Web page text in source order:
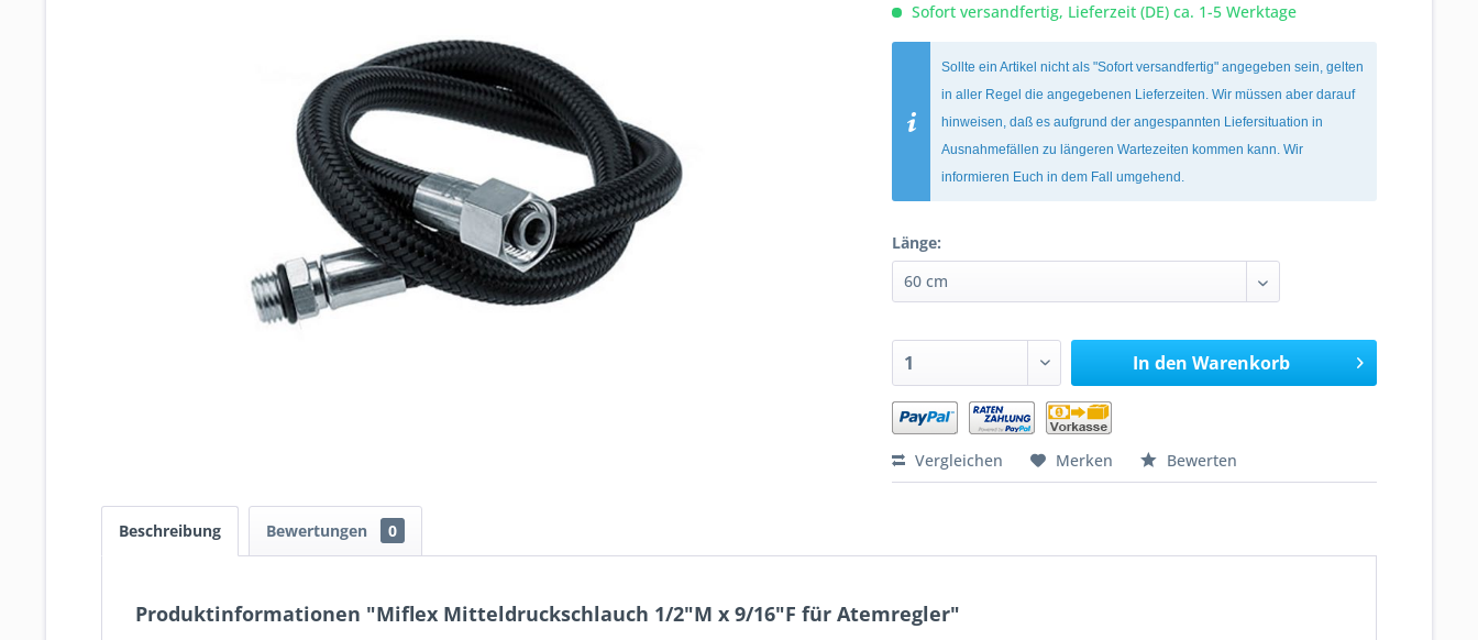
Sofort versandfertig, Lieferzeit (DE) ca. 1-5 Werktage
Sollte ein Artikel nicht als "Sofort versandfertig" angegeben sein, gelten
in aller Regel die angegebenen Lieferzeiten. Wir müssen aber darauf
hinweisen, daß es aufgrund der angespannten Liefersituation in
Ausnahmefällen zu längeren Wartezeiten kommen kann. Wir
informieren Euch in dem Fall umgehend.
Länge:
In den Warenkorb
Vergleichen Merken Bewerten
Beschreibung Bewertungen 0
Produktinformationen "Miflex Mitteldruckschlauch 1/2"M x 9/16"F für Atemregler"